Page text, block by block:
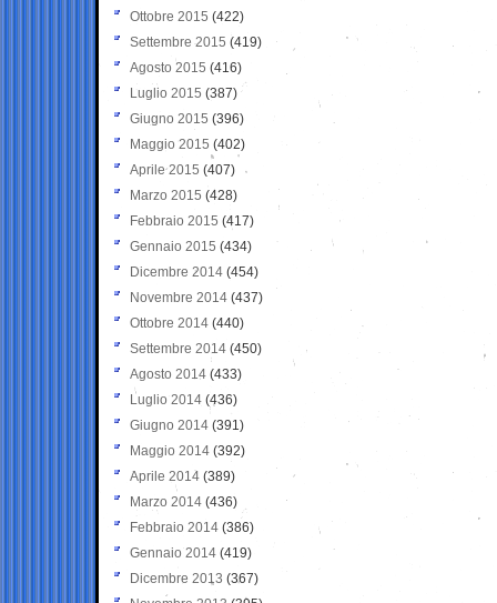
Ottobre 2015 (422)
Settembre 2015 (419)
Agosto 2015 (416)
Luglio 2015 (387)
Giugno 2015 (396)
Maggio 2015 (402)
Aprile 2015 (407)
Marzo 2015 (428)
Febbraio 2015 (417)
Gennaio 2015 (434)
Dicembre 2014 (454)
Novembre 2014 (437)
Ottobre 2014 (440)
Settembre 2014 (450)
Agosto 2014 (433)
Luglio 2014 (436)
Giugno 2014 (391)
Maggio 2014 (392)
Aprile 2014 (389)
Marzo 2014 (436)
Febbraio 2014 (386)
Gennaio 2014 (419)
Dicembre 2013 (367)